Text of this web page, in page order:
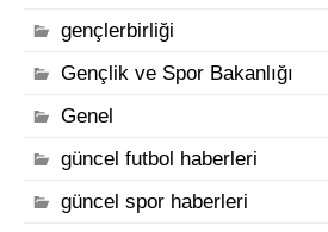
gençlerbirliği
Gençlik ve Spor Bakanlığı
Genel
güncel futbol haberleri
güncel spor haberleri